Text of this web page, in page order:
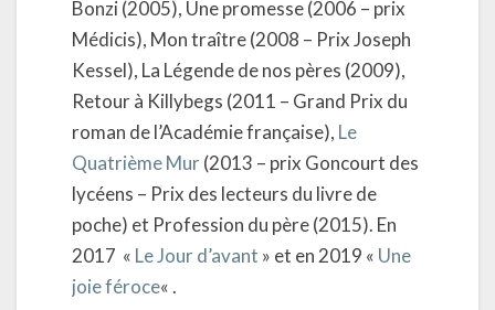
Bonzi (2005), Une promesse (2006 – prix
Médicis), Mon traître (2008 – Prix Joseph
Kessel), La Légende de nos pères (2009),
Retour à Killybegs (2011 – Grand Prix du
roman de l’Académie française), Le
Quatrième Mur(2013 – prix Goncourt des
lycéens – Prix des lecteurs du livre de
poche) et Profession du père (2015). En
2017 « Le Jour d’avant » et en 2019 « Une
joie féroce« .